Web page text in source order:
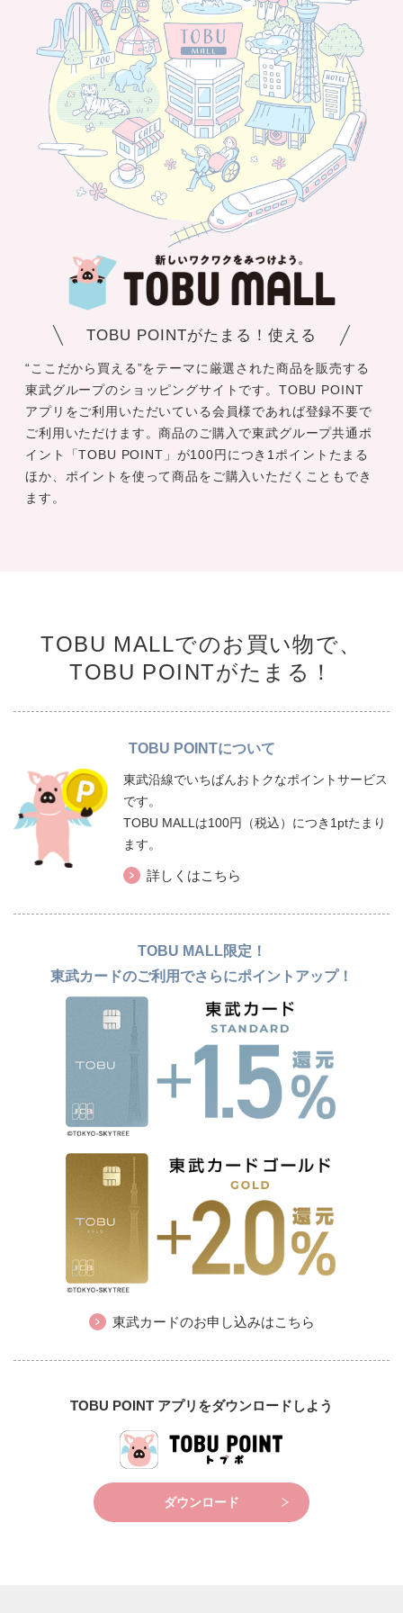
TOBU POINTがたまる！使える
“ここだから買える”をテーマに厳選された商品を販売する
東武グループのショッピングサイトです。TOBU POINT
アプリをご利用いただいている会員様であれば登録不要で
ご利用いただけます。商品のご購入で東武グループ共通ポ
イント「TOBU POINT」が100円につき1ポイントたまる
ほか、ポイントを使って商品をご購入いただくこともでき
ます。
TOBU MALLでのお買い物で、
TOBU POINTがたまる！
TOBU POINTについて
東武沿線でいちばんおトクなポイントサービス
です。
TOBU MALLは100円（税込）につき1ptたまり
ます。
詳しくはこちら
TOBU MALL限定！
東武カードのご利用でさらにポイントアップ！
東武カードのお申し込みはこちら
TOBU POINT アプリをダウンロードしよう
ダウンロード